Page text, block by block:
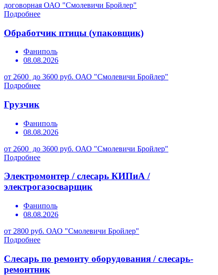
договорная ОАО "Смолевичи Бройлер"
Подробнее
Обработчик птицы (упаковщик)
Фаниполь
08.08.2026
от 2600 до 3600 руб. ОАО "Смолевичи Бройлер"
Подробнее
Грузчик
Фаниполь
08.08.2026
от 2600 до 3600 руб. ОАО "Смолевичи Бройлер"
Подробнее
Электромонтер / слесарь КИПиА /
электрогазосварщик
Фаниполь
08.08.2026
от 2800 руб. ОАО "Смолевичи Бройлер"
Подробнее
Слесарь по ремонту оборудования / слесарь-
ремонтник